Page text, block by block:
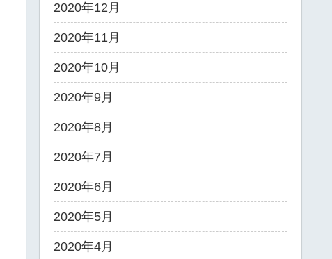
2020年12月
2020年11月
2020年10月
2020年9月
2020年8月
2020年7月
2020年6月
2020年5月
2020年4月